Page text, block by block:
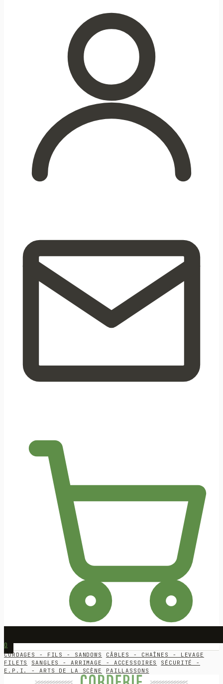
0
CORDAGES - FILS - SANDOWS
CÂBLES - CHAÎNES - LEVAGE
FILETS
SANGLES - ARRIMAGE - ACCESSOIRES
SÉCURITÉ -
E.P.I. - ARTS DE LA SCÈNE
PAILLASSONS